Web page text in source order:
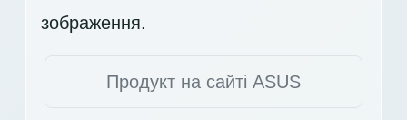
зображення.
Продукт на сайті ASUS